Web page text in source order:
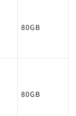
80GB
80GB